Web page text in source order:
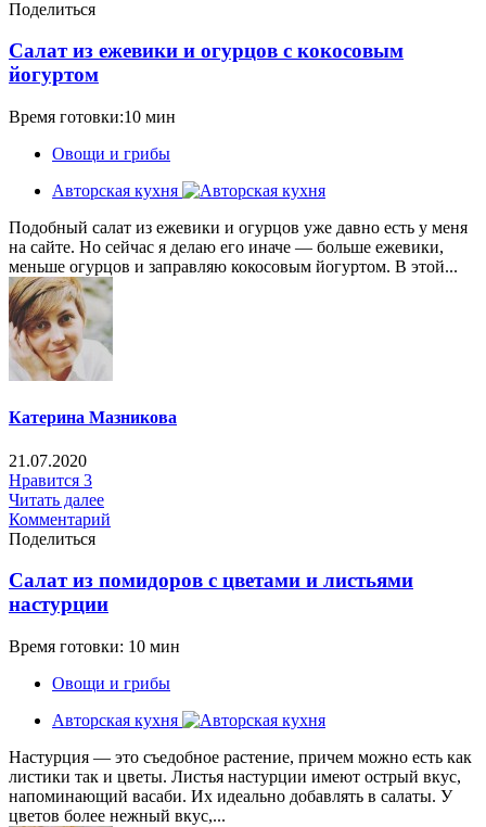
Поделиться
Салат из ежевики и огурцов с кокосовым
йогуртом
Время готовки:10 мин
Овощи и грибы
Авторская кухня
Подобный салат из ежевики и огурцов уже давно есть у меня
на сайте. Но сейчас я делаю его иначе — больше ежевики,
меньше огурцов и заправляю кокосовым йогуртом. В этой...
Катерина Мазникова
21.07.2020
Нравится 3
Читать далее
Комментарий
Поделиться
Салат из помидоров с цветами и листьями
настурции
Время готовки: 10 мин
Овощи и грибы
Авторская кухня
Настурция — это съедобное растение, причем можно есть как
листики так и цветы. Листья настурции имеют острый вкус,
напоминающий васаби. Их идеально добавлять в салаты. У
цветов более нежный вкус,...